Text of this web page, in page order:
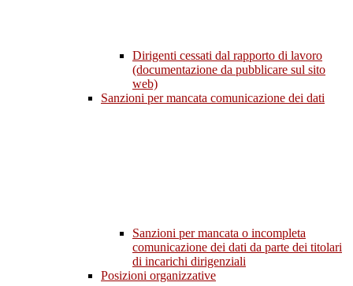
Dirigenti cessati dal rapporto di lavoro
(documentazione da pubblicare sul sito
web)
Sanzioni per mancata comunicazione dei dati
Sanzioni per mancata o incompleta
comunicazione dei dati da parte dei titolari
di incarichi dirigenziali
Posizioni organizzative